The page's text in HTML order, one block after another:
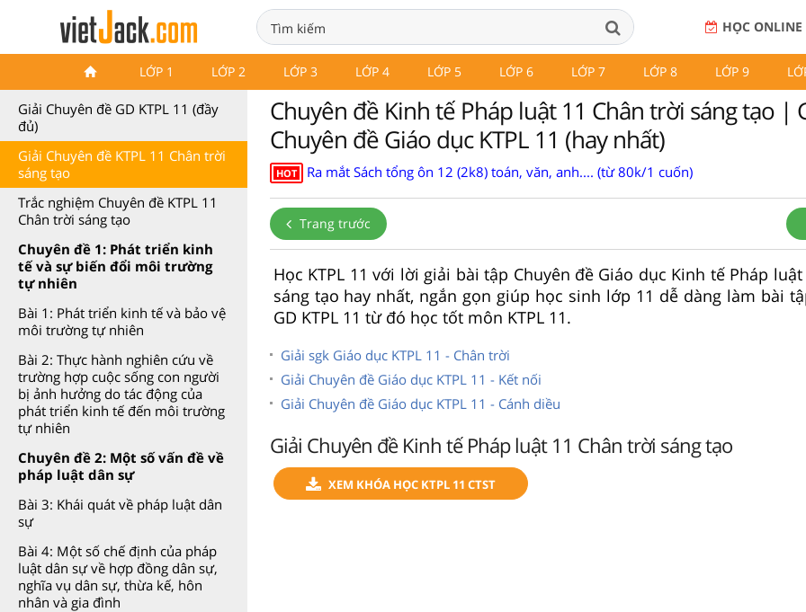
HỌC ONLINE
LỚP 1 LỚP 2 LỚP 3 LỚP 4 LỚP 5 LỚP 6 LỚP 7 LỚP 8 LỚP 9
Chuyên đề Kinh tế Pháp luật
Giải Chuyên đề GD KTPL 11 (đầy
đủ)
Giải Chuyên đề KTPL 11 Chân trời
sáng tạo
Trắc nghiệm Chuyên đề KTPL 11
Chân trời sáng tạo
Chuyên đề 1: Phát triển kinh
tế và sự biến đổi môi trường
tự nhiên
Bài 1: Phát triển kinh tế và bảo vệ
môi trường tự nhiên
Bài 2: Thực hành nghiên cứu về
trường hợp cuộc sống con người
bị ảnh hưởng do tác động của
phát triển kinh tế đến môi trường
tự nhiên
Chuyên đề 2: Một số vấn đề về
pháp luật dân sự
Bài 3: Khái quát về pháp luật dân
sự
Bài 4: Một số chế định của pháp
luật dân sự về hợp đồng dân sự,
nghĩa vụ dân sự, thừa kế, hôn
nhân và gia đình
Chuyên đề Kinh tế Pháp luật 11 Chân trời sáng tạo |
Chuyên đề Giáo dục KTPL 11 (hay nhất)
HOT Ra mắt Sách tổng ôn 12 (2k8) toán, văn, anh.... (từ 80k/1 cuốn)
Trang trước
Học KTPL 11 với lời giải bài tập Chuyên đề Giáo dục Kinh tế Pháp
sáng tạo hay nhất, ngắn gọn giúp học sinh lớp 11 dễ dàng làm bài
GD KTPL 11 từ đó học tốt môn KTPL 11.
Giải sgk Giáo dục KTPL 11 - Chân trời
Giải Chuyên đề Giáo dục KTPL 11 - Kết nối
Giải Chuyên đề Giáo dục KTPL 11 - Cánh diều
Giải Chuyên đề Kinh tế Pháp luật 11 Chân trời sáng tạo
XEM KHÓA HỌC KTPL 11 CTST